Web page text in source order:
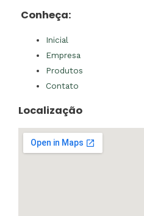
Conheça:
Inicial
Empresa
Produtos
Contato
Localização